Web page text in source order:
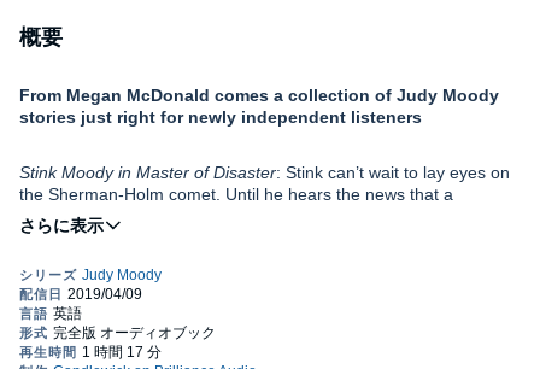
概要
From Megan McDonald comes a collection of Judy Moody
stories just right for newly independent listeners
Stink Moody in Master of Disaster: Stink can’t wait to lay eyes on
the Sherman-Holm comet. Until he hears the news that a
meteorite hit Russia, that is. Who’s to say that Frog Neck Lake,
Virginia, isn’t next? Enter Asteroid Boy (aka Stink), who, with Judy
TRIPLE PET TROUBLE
sees one, and Jaws the Venus flytrap is for-sure sick. Time for
some urgent care!